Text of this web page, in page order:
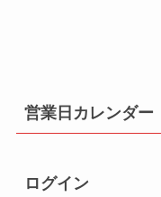
営業日カレンダー
ログイン